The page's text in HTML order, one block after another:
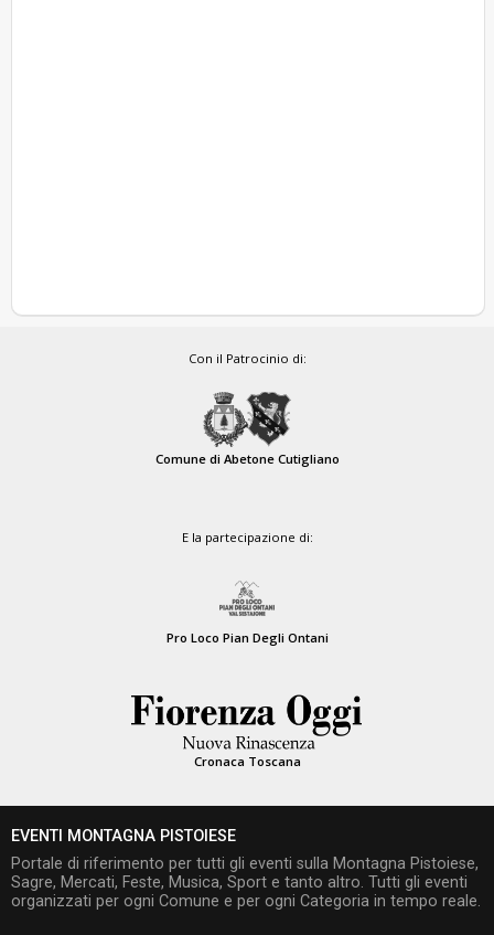
Con il Patrocinio di:
Comune di Abetone Cutigliano
E la partecipazione di:
Pro Loco Pian Degli Ontani
Cronaca Toscana
EVENTI MONTAGNA PISTOIESE
Portale di riferimento per tutti gli eventi sulla Montagna Pistoiese,
Sagre, Mercati, Feste, Musica, Sport e tanto altro. Tutti gli eventi
organizzati per ogni Comune e per ogni Categoria in tempo reale.